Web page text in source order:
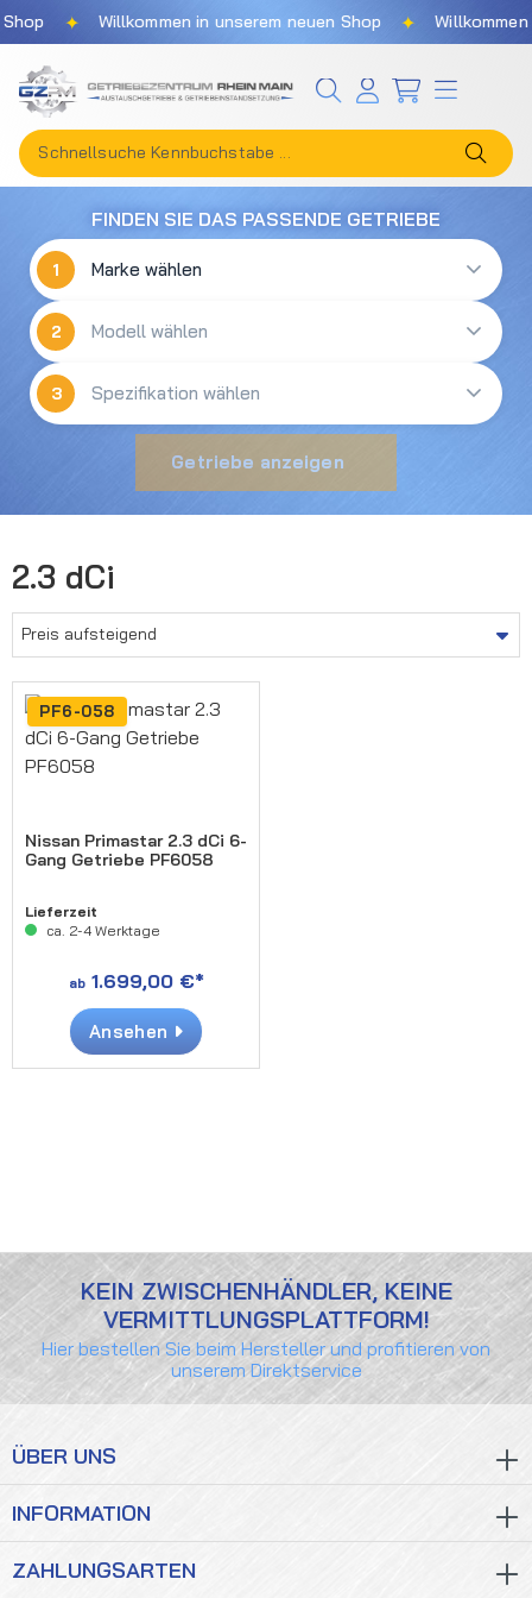
Zum Hauptinhalt springen
✦ Willkommen in unserem neuen Shop ✦ Willkommen
FINDEN SIE DAS PASSENDE GETRIEBE
1
2
3
Getriebe anzeigen
2.3 dCi
PF6-058
Nissan Primastar 2.3 dCi 6-
Gang Getriebe PF6058
Lieferzeit
ca. 2-4 Werktage
ab1.699,00 €*
Ansehen
KEIN ZWISCHENHÄNDLER, KEINE
VERMITTLUNGSPLATTFORM!
Hier bestellen Sie beim Hersteller und profitieren von
unserem Direktservice
ÜBER UNS
INFORMATION
ZAHLUNGSARTEN